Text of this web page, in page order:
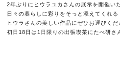
2年ぶりにヒウラユカさんの展示を開催い
日々の暮らしに彩りをそっと添えてくれる
ヒウラさんの美しい作品にぜひお運びくだ
初日18日は1日限りの出張喫茶にたべ研さ